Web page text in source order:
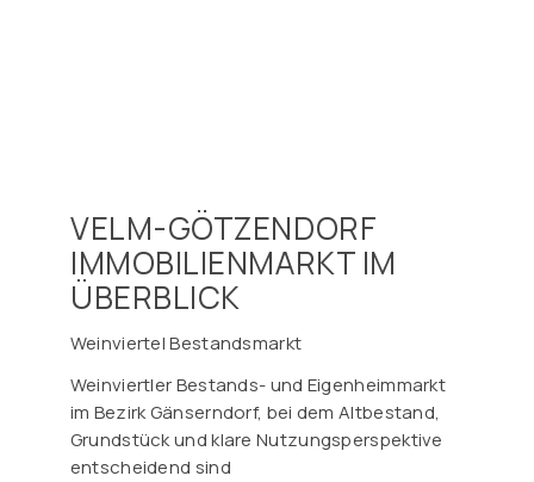
VELM-GÖTZENDORF
IMMOBILIENMARKT IM
ÜBERBLICK
Weinviertel Bestandsmarkt
Weinviertler Bestands- und Eigenheimmarkt
im Bezirk Gänserndorf, bei dem Altbestand,
Grundstück und klare Nutzungsperspektive
entscheidend sind